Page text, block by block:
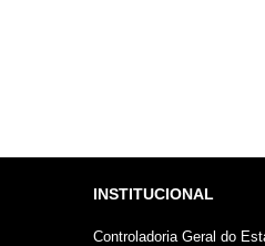
INSTITUCIONAL
Controladoria Geral do